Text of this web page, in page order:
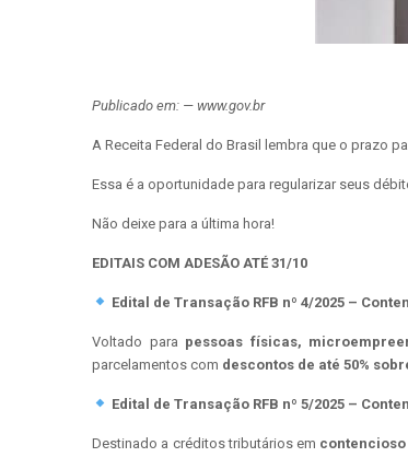
Publicado em: — www.gov.br
A Receita Federal do Brasil lembra que o prazo
Essa é a oportunidade para regularizar seus
Não deixe para a última hora!
EDITAIS COM ADESÃO ATÉ 31/10
Edital de Transação RFB nº 4/2025 –
Voltado para pessoas físicas,
parcelamentos com descontos de até 50%
Edital de Transação RFB nº 5/2025 –
Destinado a créditos tributários em